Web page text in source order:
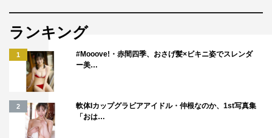
https://www.youtube.com/watch?v=cIhOLriXOHU
大也（井内悠陽）が、ある人の元へ“ブンレッド”を届ける
ことになった。ミッションの依頼者は、大也が届け屋を始
めるきっかけになった男だ。その頃、街では新たな苦魔獣
が大暴れしていて、謎の改造隊長が初登場し…って一体ど
ちら様!?
ランキング
1
#Mooove!・赤間四季、おさげ髪×ビキニ姿でスレンダ
ー美…
2
軟体Iカップグラビアアイドル・仲根なのか、1st写真集
「おは…